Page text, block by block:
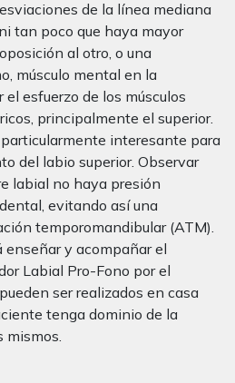
de la línea mediana
tan poco que haya mayor
al otro, o una
músculo mental en la
esfuerzo de los músculos
principalmente el superior.
interesante para
del labio superior. Observar
labial no haya presión
evitando así una
temporomandibular (ATM).
enseñar y acompañar el
Labial Pro-Fono por el
ser realizados en casa
tenga dominio de la
mismos.